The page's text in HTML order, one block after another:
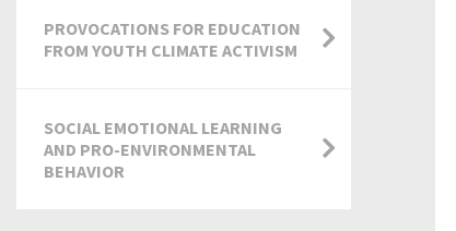
PROVOCATIONS FOR EDUCATION
FROM YOUTH CLIMATE ACTIVISM
SOCIAL EMOTIONAL LEARNING
AND PRO-ENVIRONMENTAL
BEHAVIOR